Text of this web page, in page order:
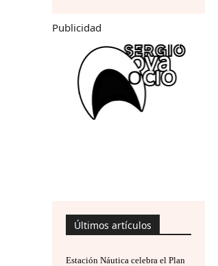
Publicidad
Últimos artículos
Estación Náutica celebra el Plan